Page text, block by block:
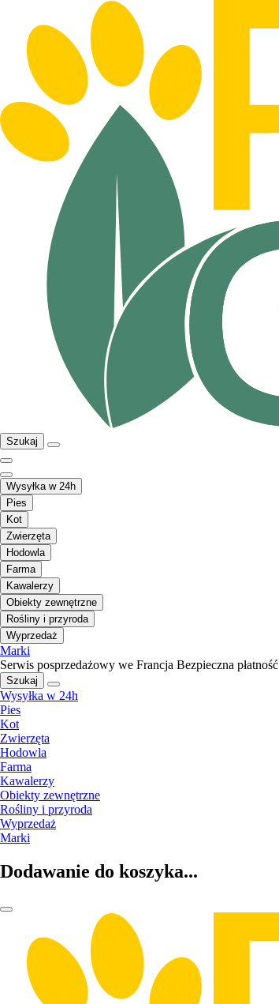
Szukaj
Wysyłka w 24h
Pies
Kot
Zwierzęta
Hodowla
Farma
Kawalerzy
Obiekty zewnętrzne
Rośliny i przyroda
Wyprzedaż
Marki
Serwis posprzedażowy we Francja Bezpieczna płatność
Szukaj
Wysyłka w 24h
Pies
Kot
Zwierzęta
Hodowla
Farma
Kawalerzy
Obiekty zewnętrzne
Rośliny i przyroda
Wyprzedaż
Marki
Dodawanie do koszyka...